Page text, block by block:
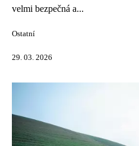
velmi bezpečná a...
Ostatní
29. 03. 2026